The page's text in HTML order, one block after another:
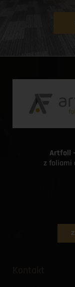
Artfoll -
z foliami